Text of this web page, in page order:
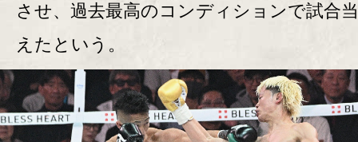
させ、過去最高のコンディションで試合
えたという。